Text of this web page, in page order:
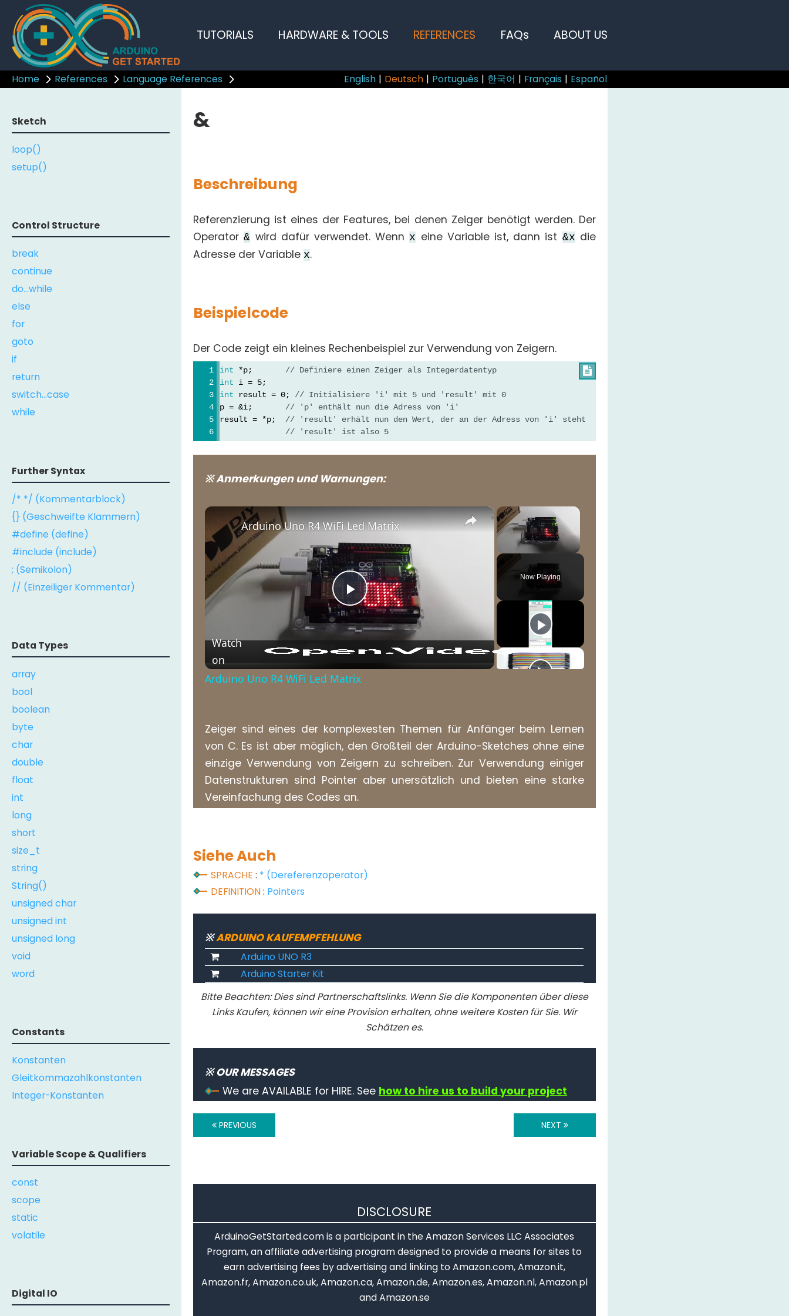
TUTORIALS HARDWARE & TOOLS REFERENCES FAQs ABOUT US
Home References Language References English | Deutsch | Português | 한국어 | Français | Español
Sketch
loop()
setup()
Control Structure
break
continue
do...while
else
for
goto
if
return
switch...case
while
Further Syntax
/* */ (Kommentarblock)
{} (Geschweifte Klammern)
#define (define)
#include (include)
; (Semikolon)
// (Einzeiliger Kommentar)
Data Types
array
bool
boolean
byte
char
double
float
int
long
short
size_t
string
String()
unsigned char
unsigned int
unsigned long
void
word
Constants
Konstanten
Gleitkommazahlkonstanten
Integer-Konstanten
Variable Scope & Qualifiers
const
scope
static
volatile
Digital IO
&
Beschreibung
Referenzierung ist eines der Features, bei denen Zeiger benötigt werden. Der
Operator& wird dafür verwendet. Wenn x eine Variable ist, dann ist &x die
Adresse der Variable x.
Beispielcode
Der Code zeigt ein kleines Rechenbeispiel zur Verwendung von Zeigern.

int *p; // Definiere einen Zeiger als Integerdatentyp
int i = 5;
int result = 0; // Initialisiere 'i' mit 5 und 'result' mit 0
p = &i; // 'p' enthält nun die Adress von 'i'
result = *p; // 'result' erhält nun den Wert, der an der Adress von 'i' steht
// 'result' ist also 5
※ Anmerkungen und Warnungen:
×
Now Playing
×
Play
Video
Arduino Uno R4 WiFi Led Matrix
Watch
on
Arduino Uno R4 WiFi Led Matrix
Zeiger sind eines der komplexesten Themen für Anfänger beim Lernen
von C. Es ist aber möglich, den Großteil der Arduino-Sketches ohne eine
einzige Verwendung von Zeigern zu schreiben. Zur Verwendung einiger
Datenstrukturen sind Pointer aber unersätzlich und bieten eine starke
Vereinfachung des Codes an.
Siehe Auch
SPRACHE : * (Dereferenzoperator)
DEFINITION: Pointers
※ARDUINO KAUFEMPFEHLUNG
Arduino UNO R3
Arduino Starter Kit
Bitte Beachten: Dies sind Partnerschaftslinks. Wenn Sie die Komponenten über diese
Links Kaufen, können wir eine Provision erhalten, ohne weitere Kosten für Sie. Wir
Schätzen es.
※ OUR MESSAGES
We are AVAILABLE for HIRE. See how to hire us to build your project
PREVIOUS NEXT
DISCLOSURE
ArduinoGetStarted.com is a participant in the Amazon Services LLC Associates
Program, an affiliate advertising program designed to provide a means for sites to
earn advertising fees by advertising and linking to Amazon.com, Amazon.it,
Amazon.fr, Amazon.co.uk, Amazon.ca, Amazon.de, Amazon.es, Amazon.nl, Amazon.pl
and Amazon.se